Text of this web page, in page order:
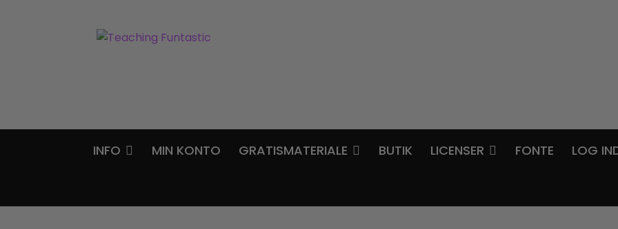
Spring
Spring
INFO MIN KONTO GRATISMATERIALE BUTIK LICENSER FONTE LOG